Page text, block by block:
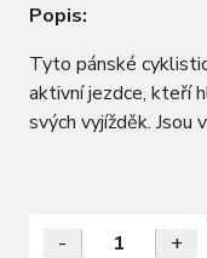
Popis:
Tyto pánské
aktivní jezdce, kteří
svých vyjížděk. Jsou
spolehlivou oporu i
síťoviny zajišťuje
- +